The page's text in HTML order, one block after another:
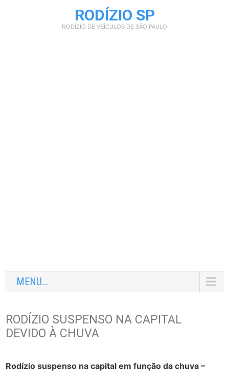
RODÍZIO SP
RODÍZIO DE VEÍCULOS DE SÃO PAULO
MENU...
RODÍZIO SUSPENSO NA CAPITAL
DEVIDO À CHUVA
Rodízio suspenso na capital em função da chuva –